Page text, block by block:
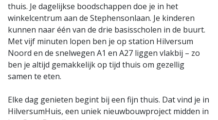
thuis. Je dagelijkse boodschappen doe je in het
winkelcentrum aan de Stephensonlaan. Je kinderen
kunnen naar één van de drie basisscholen in de buurt.
Met vijf minuten lopen ben je op station Hilversum
Noord en de snelwegen A1 en A27 liggen vlakbij – zo
ben je altijd gemakkelijk op tijd thuis om gezellig
samen te eten.
Elke dag genieten begint bij een fijn thuis. Dat vind je in
HilversumHuis, een uniek nieuwbouwproject midden in